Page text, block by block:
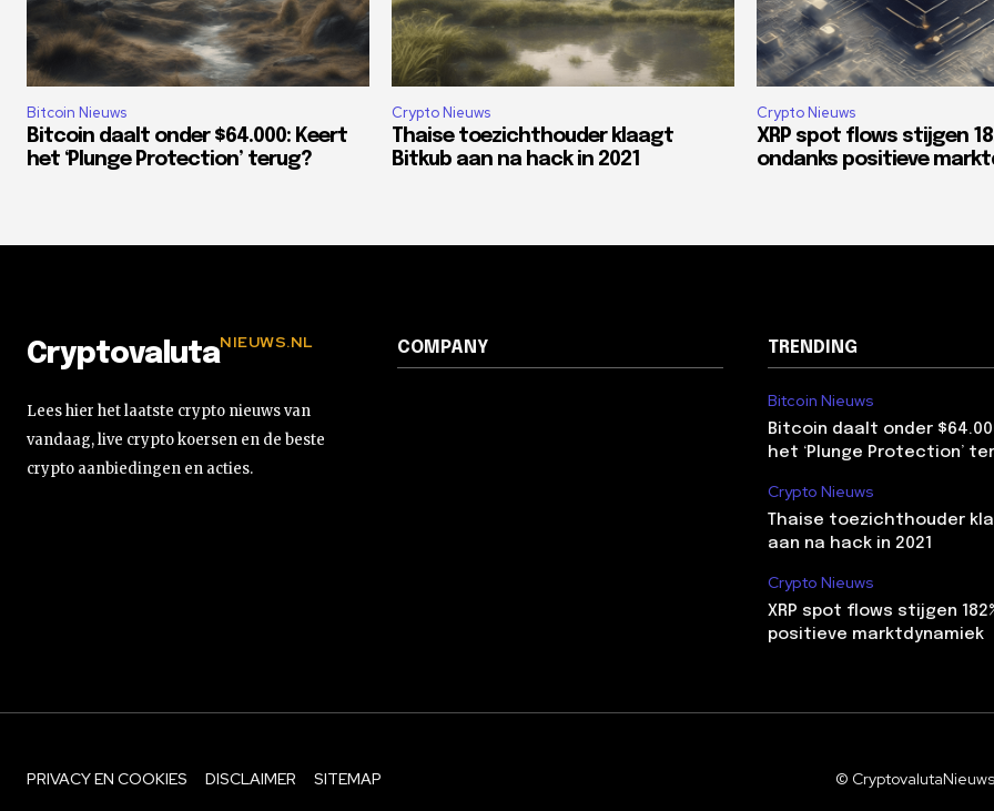
Bitcoin Nieuws
Bitcoin daalt onder $64.000: Keert
het ‘Plunge Protection’ terug?
Crypto Nieuws
Thaise toezichthouder klaagt
Bitkub aan na hack in 2021
Crypto Nieuws
XRP spot flows stijgen
ondanks positieve
CryptovalutaNIEUWS.NL
Lees hier het laatste crypto nieuws van
vandaag, live crypto koersen en de beste
crypto aanbiedingen en acties.
COMPANY TRENDING
Bitcoin Nieuws
Bitcoin daalt onder
het ‘Plunge Protection’
Crypto Nieuws
Thaise toezichthouder
aan na hack in 2021
Crypto Nieuws
XRP spot flows stijgen
positieve marktdynamiek
PRIVACY EN COOKIES DISCLAIMER SITEMAP ©